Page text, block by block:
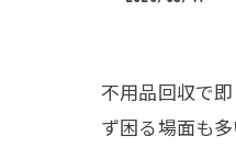
不用品回収で
ず困る場面も